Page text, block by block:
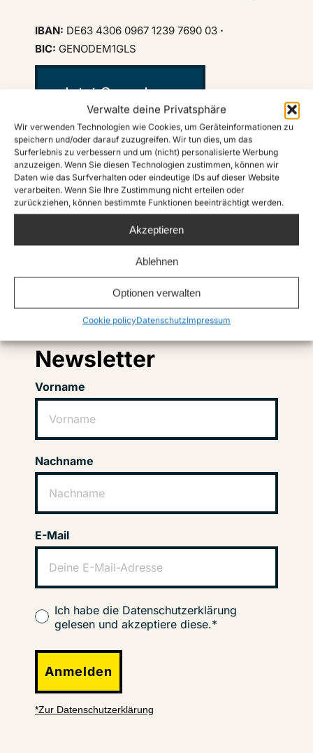
Verwalte deine Privatsphäre
Wir verwenden Technologien wie Cookies, um Geräteinformationen zu
speichern und/oder darauf zuzugreifen. Wir tun dies, um das
Surferlebnis zu verbessern und um (nicht) personalisierte Werbung
anzuzeigen. Wenn Sie diesen Technologien zustimmen, können wir
Daten wie das Surfverhalten oder eindeutige IDs auf dieser Website
verarbeiten. Wenn Sie Ihre Zustimmung nicht erteilen oder
zurückziehen, können bestimmte Funktionen beeinträchtigt werden.
Akzeptieren
Ablehnen
Optionen verwalten
Cookie policyDatenschutzImpressum
IBAN: DE63 4306 0967 1239 7690 03 ·
BIC: GENODEM1GLS
Jetzt Spenden ♥
InstagramTwitter TikTok Facebook LinkedIn
Abonniere unseren
Newsletter
Vorname
Nachname
E-Mail
Ich habe die Datenschutzerklärung
gelesen und akzeptiere diese.*
Anmelden
*Zur Datenschutzerklärung